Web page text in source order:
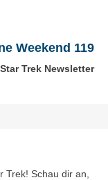
Weekend 119
Star Trek Newsletter
Trek! Schau dir an,